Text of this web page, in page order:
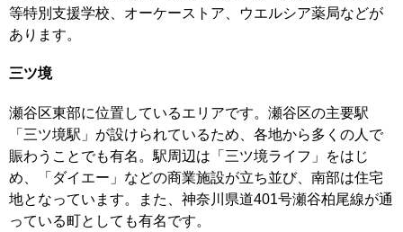
等特別支援学校、オーケーストア、ウエルシア薬局などが
あります。
三ツ境
瀬谷区東部に位置しているエリアです。瀬谷区の主要駅
「三ツ境駅」が設けられているため、各地から多くの人で
賑わうことでも有名。駅周辺は「三ツ境ライフ」をはじ
め、「ダイエー」などの商業施設が立ち並び、南部は住宅
地となっています。また、神奈川県道401号瀬谷柏尾線が通
っている町としても有名です。